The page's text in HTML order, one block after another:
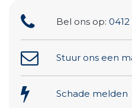
Bel ons op:
Stuur ons een
Schade melden